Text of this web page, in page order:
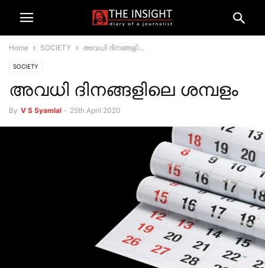
Home SOCIETY അവധി ദിനങ്ങളി...
SOCIETY
അവധി ദിനങ്ങളിലെ ശമ്പളം
By V S Syamlal - 25th April 2020